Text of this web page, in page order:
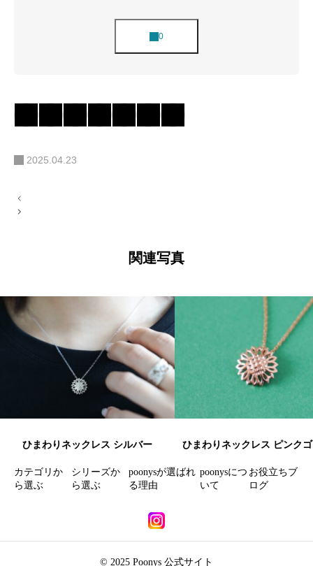
2025.04.23
投
稿
関連写真
ひまわりネックレス シルバー ひまわりネックレス ピンク
カテゴリか
ら選ぶ
シリーズか
ら選ぶ
poonysが選ばれ
る理由
poonysにつ
いて
お役立ちブ
ログ
© 2025 Poonys 公式サイト